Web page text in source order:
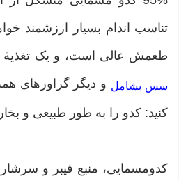
تناسب اندام بسیار ارزشمند
طعمش عالی است، و یک تغذیۀ
سس بشامل و دیگر گراورهای
کنید: کدو را به طور طبیعی و